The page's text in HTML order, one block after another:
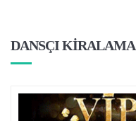
DANSÇI KİRALAMA